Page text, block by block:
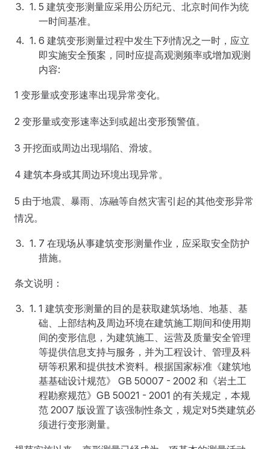
5 建筑变形测量应采用公历纪元、北京时间作为统
一时间基准。
6 建筑变形测量过程中发生下列情况之一时，应立
即实施安全预案，同时应提高观测频率或增加观测
内容:
1 变形量或变形速率出现异常变化。
2 变形量或变形速率达到或超出变形预警值。
3 开挖面或周边出现塌陷、滑坡。
4 建筑本身或其周边环境出现异常。
5 由于地震、暴雨、冻融等自然灾害引起的其他变形异常
情况。
7 在现场从事建筑变形测量作业，应采取安全防护
措施。
条文说明：
1 建筑变形测量的目的是获取建筑场地、地基、基
础、上部结构及周边环境在建筑施工期间和使用期
间的变形信息，为建筑施工、运营及质量安全管理
等提供信息支持与服务，并为工程设计、管理及科
研等积累和提供技术资料。根据国家标准《建筑地
基基础设计规范》 GB 50007 - 2002 和《岩土工
程勘察规范》GB 50021 - 2001 的有关规定，本规
范 2007 版设置了该强制性条文，规定对5类建筑必
须进行变形测量。